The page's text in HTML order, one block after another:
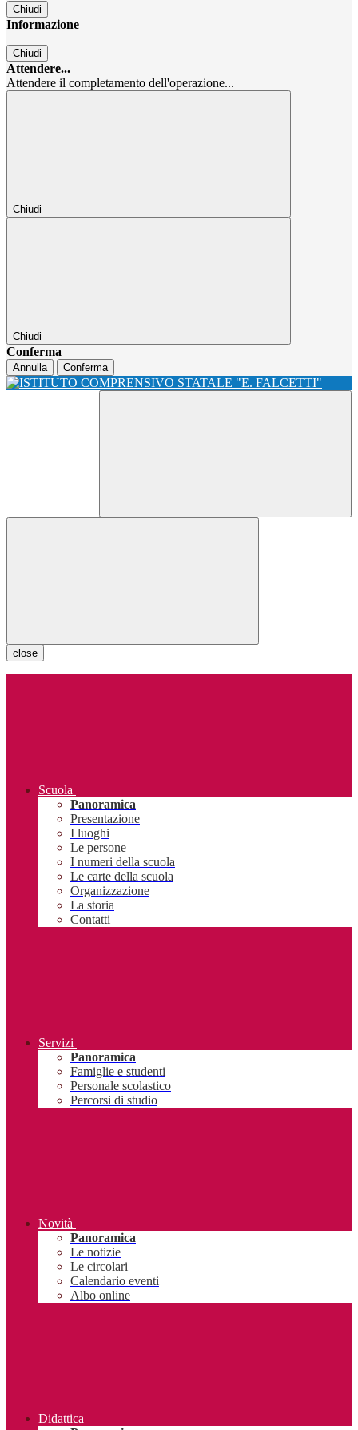
Chiudi
Informazione
Chiudi
Attendere...
Attendere il completamento dell'operazione...
Chiudi
Chiudi
Conferma
Annulla Conferma
close
Scuola
Panoramica
Presentazione
I luoghi
Le persone
I numeri della scuola
Le carte della scuola
Organizzazione
La storia
Contatti
Servizi
Panoramica
Famiglie e studenti
Personale scolastico
Percorsi di studio
Novità
Panoramica
Le notizie
Le circolari
Calendario eventi
Albo online
Didattica